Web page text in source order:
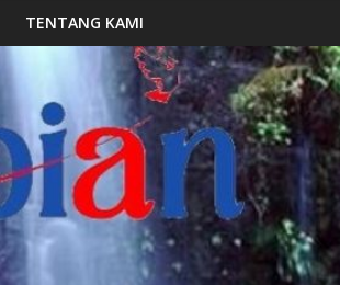
TENTANG KAMI